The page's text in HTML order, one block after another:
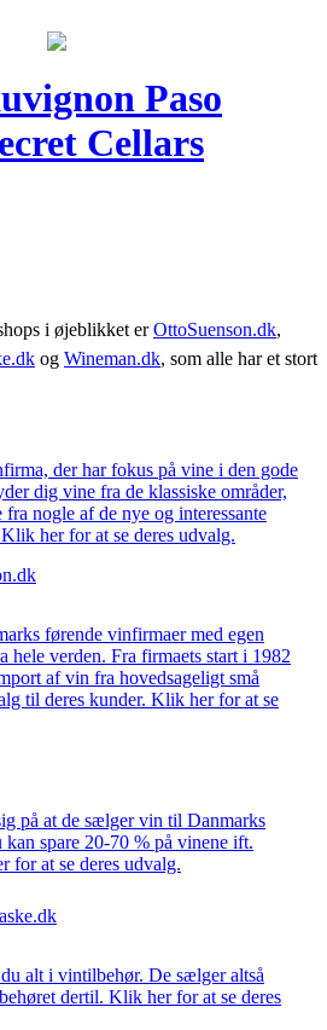
Paso
Cellars
i øjeblikket erOttoSuenson.dk,
og Wineman.dk, som alle har et stort
der har fokus på vine i den gode
dig vine fra de klassiske områder,
nogle af de nye og interessante
her for at se deres udvalg.
førende vinfirmaer med egen
hele verden. Fra firmaets start i 1982
af vin fra hovedsageligt små
til deres kunder. Klik her for at se
på at de sælger vin til Danmarks
kan spare 20-70 % på vinene ift.
for at se deres udvalg.
alt i vintilbehør. De sælger altså
dertil. Klik her for at se deres